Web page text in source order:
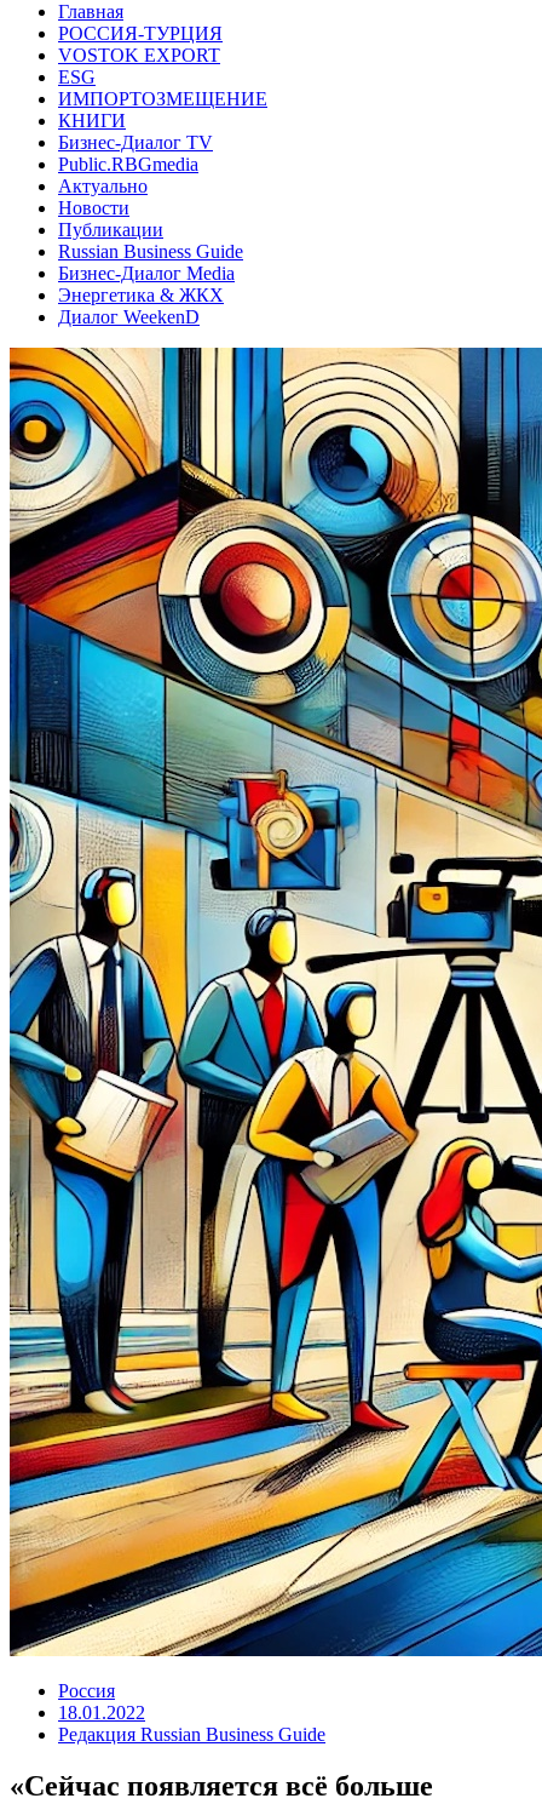
Главная
РОССИЯ-ТУРЦИЯ
VOSTOK EXPORT
ESG
ИМПОРТОЗМЕЩЕНИЕ
КНИГИ
Бизнес-Диалог TV
Public.RBGmedia
Актуально
Новости
Публикации
Russian Business Guide
Бизнес-Диалог Media
Энергетика & ЖКХ
Диалог WeekenD
Россия
18.01.2022
Редакция Russian Business Guide
«Сейчас появляется всё больше